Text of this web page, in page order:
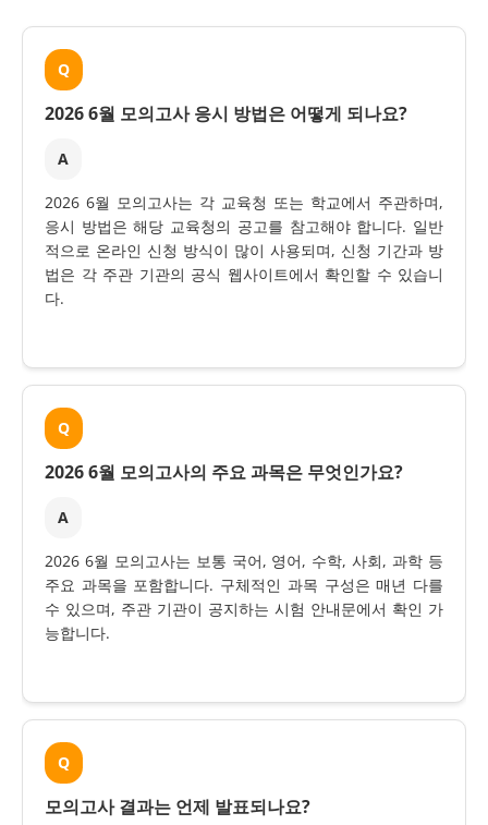
Q
2026 6월 모의고사 응시 방법은 어떻게 되나요?
A
2026 6월 모의고사는 각 교육청 또는 학교에서 주관하며,
응시 방법은 해당 교육청의 공고를 참고해야 합니다. 일반
적으로 온라인 신청 방식이 많이 사용되며, 신청 기간과 방
법은 각 주관 기관의 공식 웹사이트에서 확인할 수 있습니
다.
Q
2026 6월 모의고사의 주요 과목은 무엇인가요?
A
2026 6월 모의고사는 보통 국어, 영어, 수학, 사회, 과학 등
주요 과목을 포함합니다. 구체적인 과목 구성은 매년 다를
수 있으며, 주관 기관이 공지하는 시험 안내문에서 확인 가
능합니다.
Q
모의고사 결과는 언제 발표되나요?